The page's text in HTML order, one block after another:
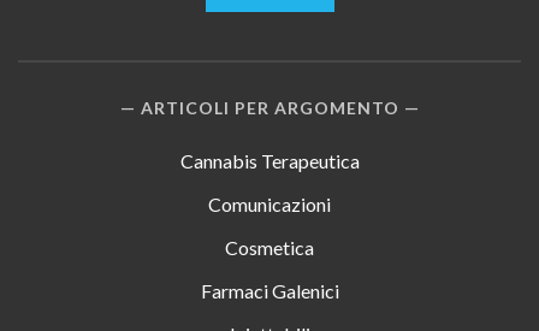
ARTICOLI PER ARGOMENTO
Cannabis Terapeutica
Comunicazioni
Cosmetica
Farmaci Galenici